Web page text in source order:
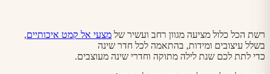
רשת הכל כלול מציעה מגוון רחב ועשיר של מצעי אל קמט איכותיים,
בשלל עיצובים ומידות, בהתאמה לכל חדר שינה
כדי לתת לכם שנת לילה מתוקה וחדרי שינה מעוצבים.